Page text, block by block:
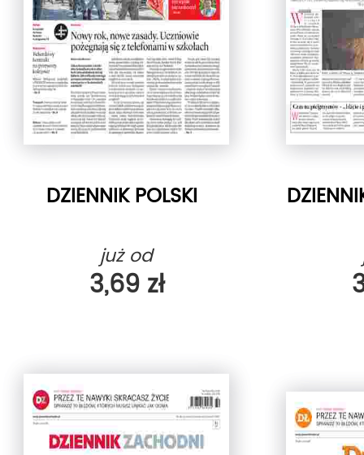
DZIENNIK POLSKI
już od
3,69 zł